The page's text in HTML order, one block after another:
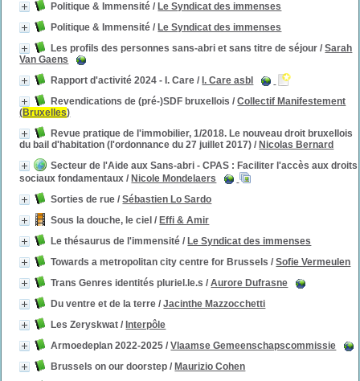
Politique & Immensité / Le Syndicat des immenses
Politique & Immensité / Le Syndicat des immenses
Les profils des personnes sans-abri et sans titre de séjour /Sarah
Van Gaens
Rapport d'activité 2024 - I. Care / I. Care asbl
Revendications de (pré-)SDF bruxellois /Collectif Manifestement
(Bruxelles)
Revue pratique de l'immobilier, 1/2018. Le nouveau droit bruxellois
du bail d'habitation (l'ordonnance du 27 juillet 2017) / Nicolas Bernard
Secteur de l'Aide aux Sans-abri - CPAS : Faciliter l'accès aux droits
sociaux fondamentaux / Nicole Mondelaers
Sorties de rue /Sébastien Lo Sardo
Sous la douche, le ciel / Effi & Amir
Le thésaurus de l'immensité / Le Syndicat des immenses
Towards a metropolitan city centre for Brussels /Sofie Vermeulen
Trans Genres identités pluriel.le.s /Aurore Dufrasne
Du ventre et de la terre /Jacinthe Mazzocchetti
Les Zeryskwat / Interpôle
Armoedeplan 2022-2025 /Vlaamse Gemeenschapscommissie
Brussels on our doorstep / Maurizio Cohen